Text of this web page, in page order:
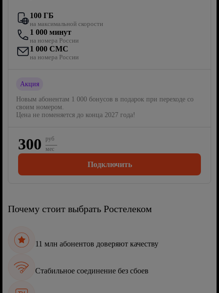
100 ГБ
на максимальной скорости
1 000 минут
на номера России
1 000 СМС
на номера России
Акция
Новым абонентам 1 000 бонусов в подарок при переходе со
своим номером.
Цена не поменяется до конца 2027 года!
300
руб
мес
Подключить
Почему стоит выбрать Ростелеком
11 млн абонентов доверяют качеству
Стабильное соединение без сбоев